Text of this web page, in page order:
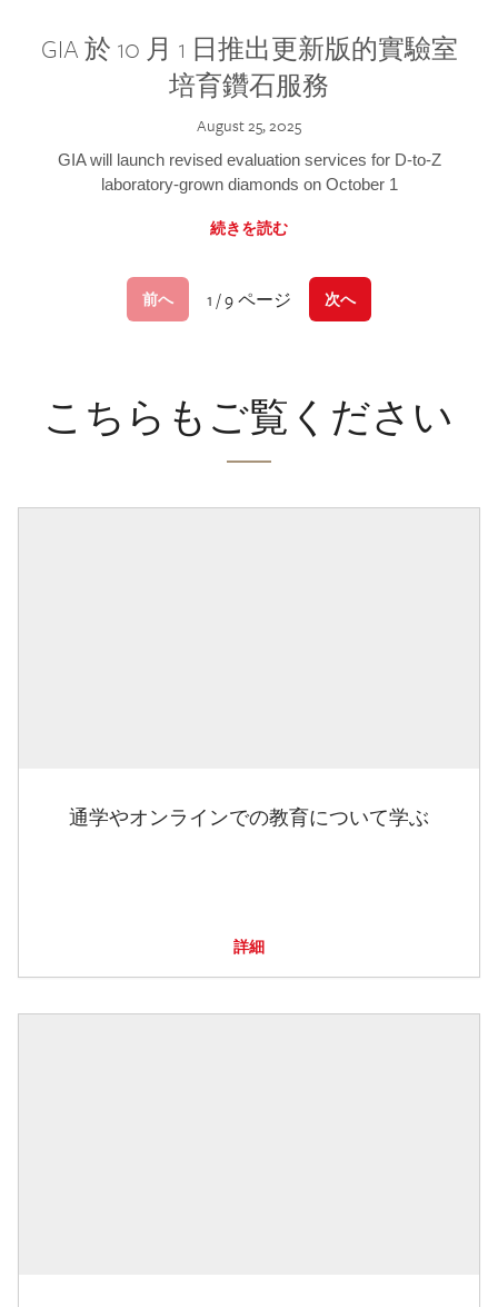
GIA 於 10 月 1 日推出更新版的實驗室
培育鑽石服務
August 25, 2025
GIA will launch revised evaluation services for D-to-Z
laboratory-grown diamonds on October 1
続きを読む
前へ 1 / 9 ページ 次へ
こちらもご覧ください
通学やオンラインでの教育について学ぶ
詳細